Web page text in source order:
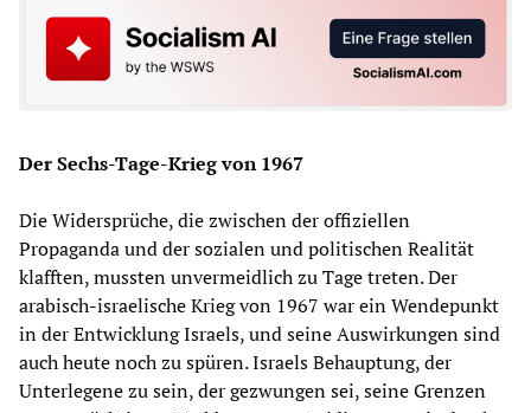
Der Sechs-Tage-Krieg von 1967
Die Widersprüche, die zwischen der offiziellen
Propaganda und der sozialen und politischen Realität
klafften, mussten unvermeidlich zu Tage treten. Der
arabisch-israelische Krieg von 1967 war ein Wendepunkt
in der Entwicklung Israels, und seine Auswirkungen sind
auch heute noch zu spüren. Israels Behauptung, der
Unterlegene zu sein, der gezwungen sei, seine Grenzen